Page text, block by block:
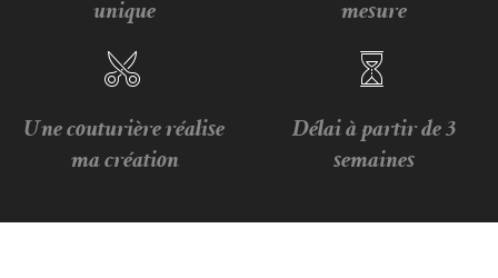
unique
mesure
Une couturière réalise
ma création
Délai à partir de 3
semaines